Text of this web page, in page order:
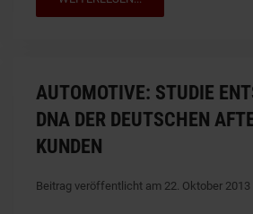
AUTOMOTIVE: STUDIE
DNA DER DEUTSCHEN
KUNDEN
Beitrag veröffentlicht am 22. Oktober 2013